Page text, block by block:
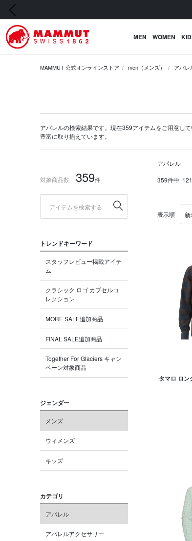
前の画像
MEN WOMEN
MAMMUT 公式オンラインストア men（メンズ） アパレ
アパレルの検索結果です。現在359アイテムをご用意し
豊富に取り揃えています。
対象商品数 359件
トレンドキーワード
スタッフレビュー掲載アイテ
ム
クラシック ロゴ カプセルコ
レクション
MORE SALE追加商品
FINAL SALE追加商品
Together For Glaciers キャン
ペーン対象商品
ジェンダー
メンズ
ウィメンズ
キッズ
カテゴリ
アパレル
アパレルアクセサリー
アパレル
359件中
表示順
タマロ ロン